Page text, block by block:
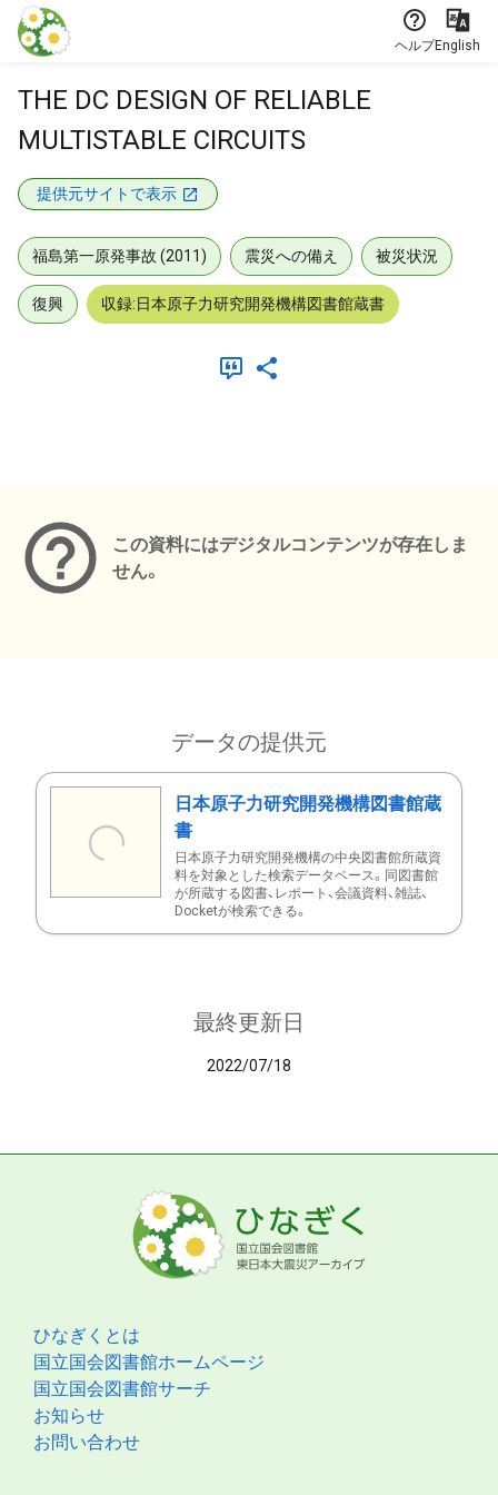
本文に飛ぶ
ヘルプEnglish
THE DC DESIGN OF RELIABLE
MULTISTABLE CIRCUITS
提供元サイトで表示
福島第一原発事故 (2011) 震災への備え 被災状況
復興 収録:日本原子力研究開発機構図書館蔵書
この資料にはデジタルコンテンツが存在しま
せん。
データの提供元
日本原子力研究開発機構図書館蔵
書
日本原子力研究開発機構の中央図書館所蔵資
料を対象とした検索データベース。同図書館
が所蔵する図書、レポート、会議資料、雑誌、
Docketが検索できる。
最終更新日
2022/07/18
ひなぎくとは
国立国会図書館ホームページ
国立国会図書館サーチ
お知らせ
お問い合わせ